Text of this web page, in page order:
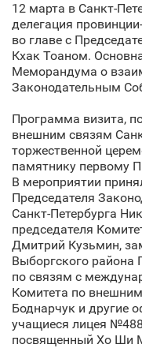
12 марта в
делегация
во главе с
Кхак Тоаном.
Меморандума о
Законодательным
Программа визита,
внешним связям
торжественной
памятнику первому
В мероприятии
Председателя
Санкт‑Петербурга
председателя
Дмитрий Кузьмин,
Выборгского района
по связям с
Комитета по
Боднарчук и другие
учащиеся лицея
посвященный Хо Ши